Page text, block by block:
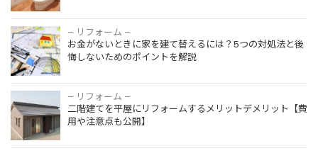
– リフォーム –
お金がないときに家を建て替えるには？5つの対処法と後
悔しないためのポイントを解説
– リフォーム –
二階建てを平屋にリフォームするメリットデメリット【費
用や注意点も公開】